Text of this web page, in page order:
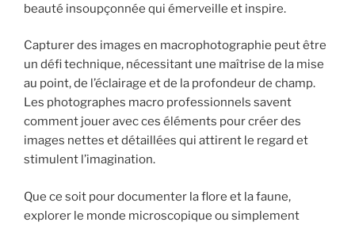
beauté insoupçonnée qui émerveille et inspire.
Capturer des images en macrophotographie peut être
un défi technique, nécessitant une maîtrise de la mise
au point, de l’éclairage et de la profondeur de champ.
Les photographes macro professionnels savent
comment jouer avec ces éléments pour créer des
images nettes et détaillées qui attirent le regard et
stimulent l’imagination.
Que ce soit pour documenter la flore et la faune,
explorer le monde microscopique ou simplement